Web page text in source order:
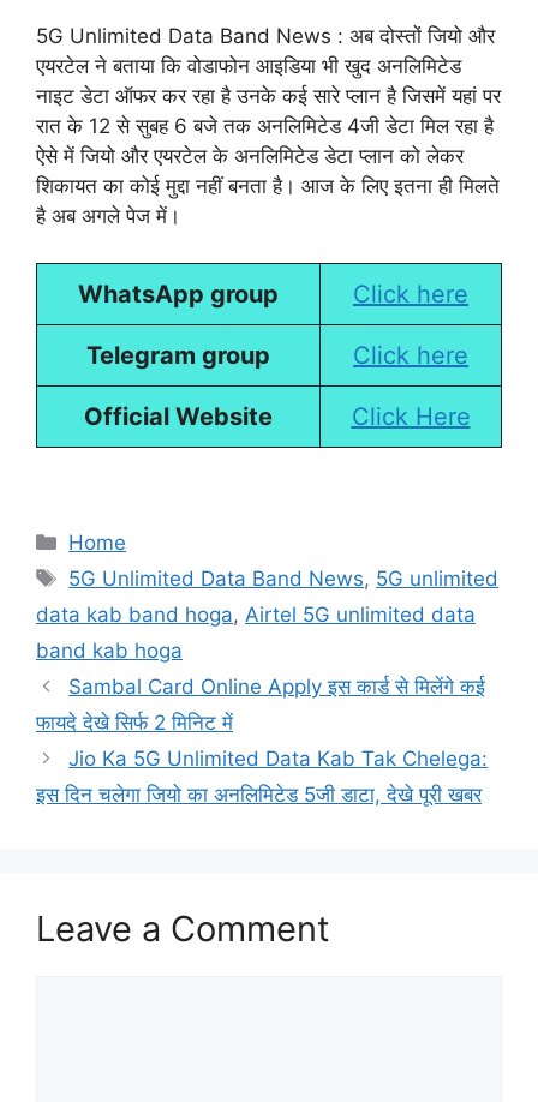
5G Unlimited Data Band News : अब दोस्तों जियो और
एयरटेल ने बताया कि वोडाफोन आइडिया भी खुद अनलिमिटेड
नाइट डेटा ऑफर कर रहा है उनके कई सारे प्लान है जिसमें यहां पर
रात के 12 से सुबह 6 बजे तक अनलिमिटेड 4जी डेटा मिल रहा है
ऐसे में जियो और एयरटेल के अनलिमिटेड डेटा प्लान को लेकर
शिकायत का कोई मुद्दा नहीं बनता है। आज के लिए इतना ही मिलते
है अब अगले पेज में।
WhatsApp group Click here
Telegram group Click here
Official Website Click Here
Categories
Home
Tags
5G Unlimited Data Band News, 5G unlimited
data kab band hoga, Airtel 5G unlimited data
band kab hoga
Sambal Card Online Apply इस कार्ड से मिलेंगे कई
फायदे देखे सिर्फ 2 मिनिट में
Jio Ka 5G Unlimited Data Kab Tak Chelega:
इस दिन चलेगा जियो का अनलिमिटेड 5जी डाटा, देखे पूरी खबर
Leave a Comment